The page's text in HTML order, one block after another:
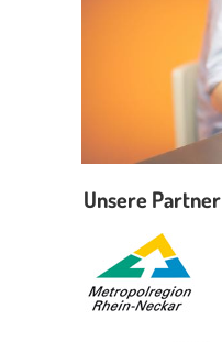
Unsere Partner